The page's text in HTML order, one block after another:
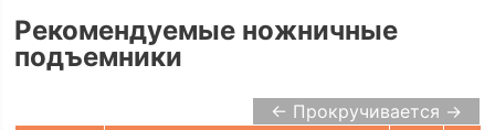
Рекомендуемые ножничные
подъемники
← Прокручивается →